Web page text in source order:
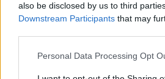
also be disclosed by us to third
Downstream Participants that may
Personal Data Processing Opt
✈️🆕 𝑳𝑨𝑼𝑻𝑨𝑹𝑶 𝑺𝑷𝑨𝑻𝒁,